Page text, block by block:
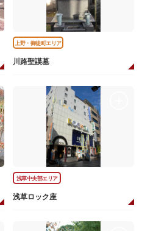
上野・御徒町エリア
川路聖謨墓
浅草中央部エリア
浅草ロック座